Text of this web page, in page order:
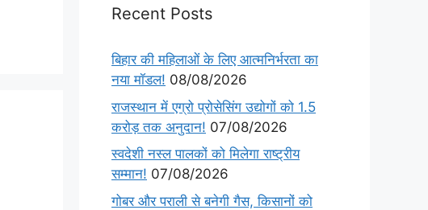
Recent Posts
बिहार की महिलाओं के लिए आत्मनिर्भरता का
नया मॉडल! 08/08/2026
राजस्थान में एग्रो प्रोसेसिंग उद्योगों को 1.5
करोड़ तक अनुदान! 07/08/2026
स्वदेशी नस्ल पालकों को मिलेगा राष्ट्रीय
सम्मान! 07/08/2026
गोबर और पराली से बनेगी गैस, किसानों को